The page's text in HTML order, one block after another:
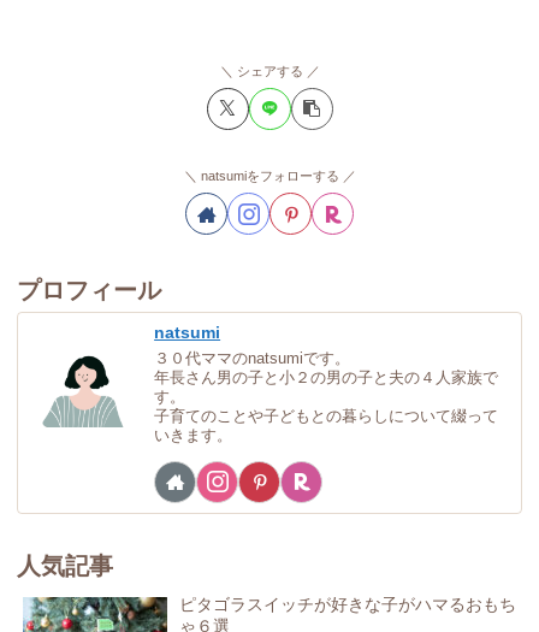
シェアする
natsumiをフォローする
プロフィール
natsumi
３０代ママのnatsumiです。
年長さん男の子と小２の男の子と夫の４人家族で
す。
子育てのことや子どもとの暮らしについて綴って
いきます。
人気記事
ピタゴラスイッチが好きな子がハマるおもち
ゃ６選